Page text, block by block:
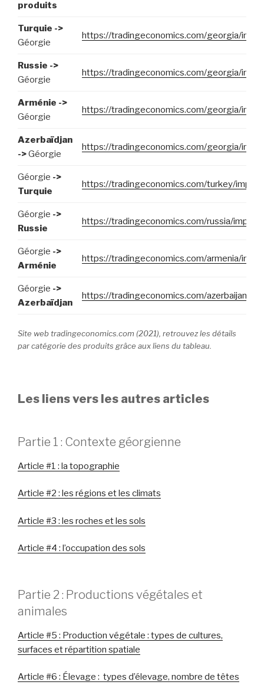
produits
Turquie ->
Géorgie
https://tradingeconomics.com/georgia/
Russie ->
Géorgie
https://tradingeconomics.com/georgia/
Arménie ->
Géorgie
https://tradingeconomics.com/georgia/
Azerbaïdjan
->Géorgie
https://tradingeconomics.com/georgia/
Géorgie ->
Turquie
https://tradingeconomics.com/turkey/
Géorgie ->
Russie
https://tradingeconomics.com/russia/
Géorgie ->
Arménie
https://tradingeconomics.com/armenia/
Géorgie ->
Azerbaïdjan
https://tradingeconomics.com/azerbaijan/
Site web tradingeconomics.com (2021), retrouvez les détails
par catégorie des produits grâce aux liens du tableau.
Les liens vers les autres articles
Partie 1 : Contexte géorgienne
Article #1 : la topographie
Article #2 : les régions et les climats
Article #3 : les roches et les sols
Article #4 : l’occupation des sols
Partie 2 : Productions végétales et
animales
Article #5 : Production végétale : types de cultures,
surfaces et répartition spatiale
Article #6 : Élevage : types d’élevage, nombre de têtes